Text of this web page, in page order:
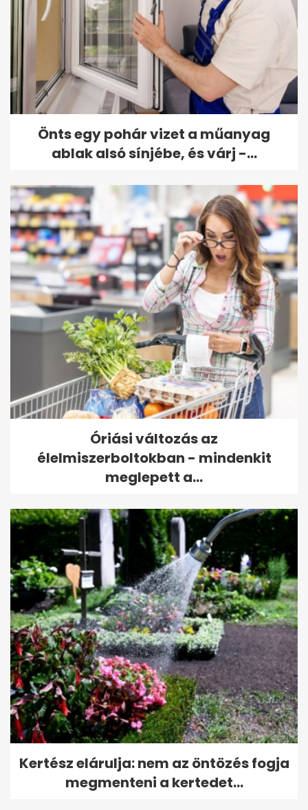
Önts egy pohár vizet a műanyag
ablak alsó sínjébe, és várj -...
Óriási változás az
élelmiszerboltokban - mindenkit
meglepett a...
Kertész elárulja: nem az öntözés fogja
megmenteni a kertedet...